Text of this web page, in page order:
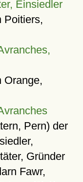
Einsiedler
Poitiers,
Orange,
Pern) der
Gründer
Fawr,